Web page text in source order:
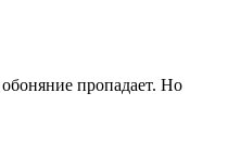
пропадает. Но